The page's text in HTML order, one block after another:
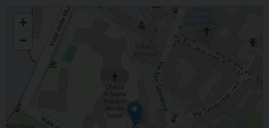
Convegno “L'azione pastorale di S.E. Mons. Roberto Amadei”
+
−